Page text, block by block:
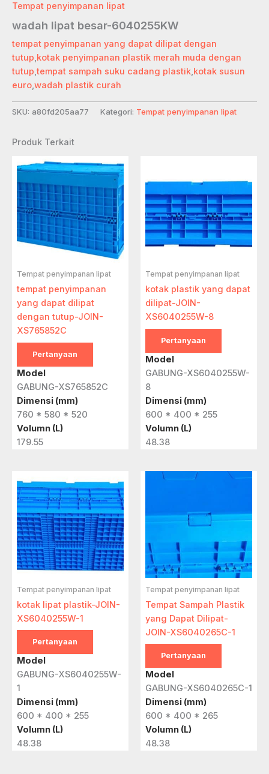
Tempat penyimpanan lipat
wadah lipat besar-6040255KW
tempat penyimpanan yang dapat dilipat dengan
tutup,kotak penyimpanan plastik merah muda dengan
tutup,tempat sampah suku cadang plastik,kotak susun
euro,wadah plastik curah
SKU: a80fd205aa77 Kategori: Tempat penyimpanan lipat
Produk Terkait
Tempat penyimpanan lipat
tempat penyimpanan
yang dapat dilipat
dengan tutup-JOIN-
XS765852C
Pertanyaan
Model
GABUNG-XS765852C
Dimensi (mm)
760 * 580 * 520
Volumn (L)
179.55
Tempat penyimpanan lipat
kotak plastik yang dapat
dilipat-JOIN-
XS6040255W-8
Pertanyaan
Model
GABUNG-XS6040255W-
8
Dimensi (mm)
600 * 400 * 255
Volumn (L)
48.38
Tempat penyimpanan lipat
kotak lipat plastik-JOIN-
XS6040255W-1
Pertanyaan
Model
GABUNG-XS6040255W-
1
Dimensi (mm)
600 * 400 * 255
Volumn (L)
48.38
Tempat penyimpanan lipat
Tempat Sampah Plastik
yang Dapat Dilipat-
JOIN-XS6040265C-1
Pertanyaan
Model
GABUNG-XS6040265C-1
Dimensi (mm)
600 * 400 * 265
Volumn (L)
48.38